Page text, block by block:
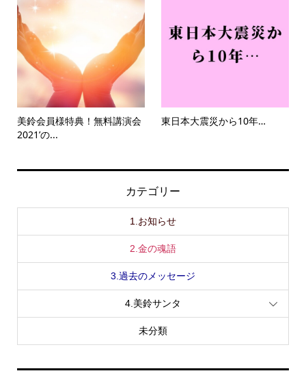
美鈴会員様特典！無料講演会
2021’の...
東日本大震災から10年…
カテゴリー
1.お知らせ
2.金の魂語
3.過去のメッセージ
4.美鈴サンタ
未分類